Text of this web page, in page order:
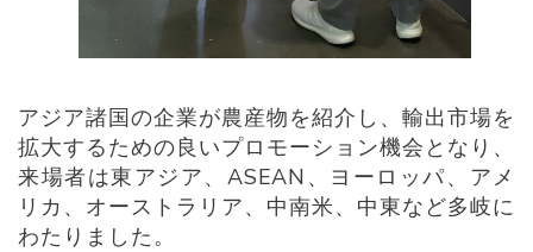
アジア諸国の企業が農産物を紹介し、輸出市場を
拡大するための良いプロモーション機会となり、
来場者は東アジア、ASEAN、ヨーロッパ、アメ
リカ、オーストラリア、中南米、中東など多岐に
わたりました。